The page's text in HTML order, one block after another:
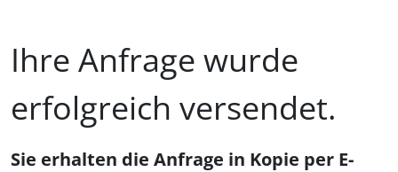
Ihre Anfrage wurde
erfolgreich versendet.
Sie erhalten die Anfrage in Kopie per E-